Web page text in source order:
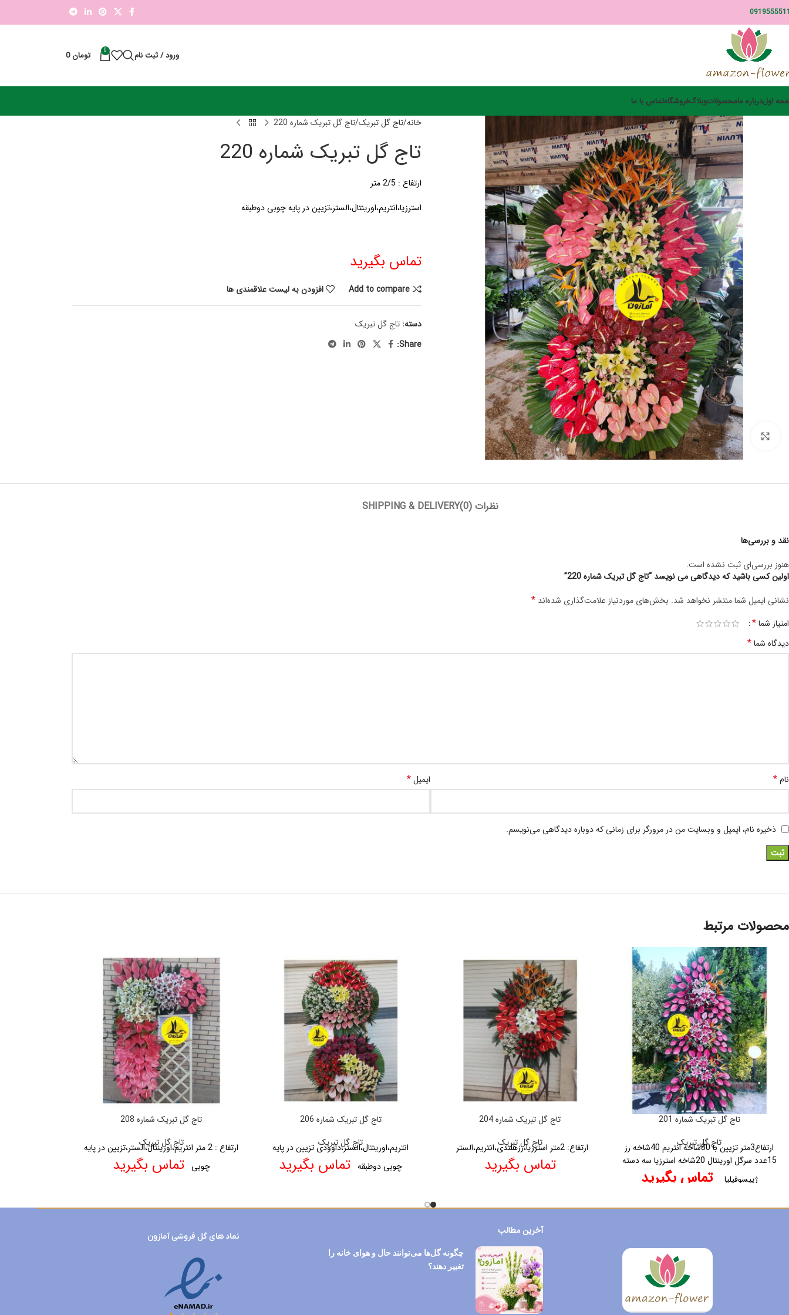
ورود / ثبت نام 0 تومان0
اولدرباره مامحصولاتوبلاگفروشگاهتماس با ما
برای بزرگنمایی کلیک کنید
خانه تاج گل تبریک تاج گل تبریک شماره 220
تاج گل تبریک شماره 220
ارتفاع : 2/5 متر
استرزیا،انتریم،اورینتال،الستر،تزیین در پایه چوبی دوطبقه
تماس بگیرید
Add to compare افزودن به لیست علاقمندی ها
دسته: تاج گل تبریک
Share:
نظرات (0) SHIPPING & DELIVERY
نقد و بررسی‌ها
هنوز بررسی‌ای ثبت نشده است.
اولین کسی باشید که دیدگاهی می نویسد “تاج گل تبریک شماره 220”
نشانی ایمیل شما منتشر نخواهد شد. بخش‌های موردنیاز علامت‌گذاری شده‌اند *
امتیاز شما*
دیدگاه شما*
نام* ایمیل*
ذخیره نام، ایمیل و وبسایت من در مرورگر برای زمانی که دوباره دیدگاهی می‌نویسم.
محصولات مرتبط
تاج گل تبریک شماره 201
تاج گل تبریک
ارتفاع3متر تزیین با 80شاخه انتریم
40شاخه رز
15عدد سرگل اورینتال
20شاخه استرزیا
سه دسته
ژیپسوفیلیا
تماس بگیرید
تاج گل تبریک شماره 204
تاج گل تبریک
ارتفاع: 2متر استرزیا،رزهلندی،انتریم،الستر
تماس بگیرید
تاج گل تبریک شماره 206
تاج گل تبریک
انتریم،اورینتال،الستر،داوودی تزیین در پایه
چوبی دوطبقه تماس بگیرید
تاج گل تبریک شماره 208
تاج گل تبریک
ارتفاع : 2 متر
انتریم،اورینتال،الستر،تزیین در پایه
چوبی تماس بگیرید
آخرین مطالب
چگونه گل‌ها می‌توانند حال و هوای خانه را
تغییر دهند؟
نماد های گل فروشی آمازون